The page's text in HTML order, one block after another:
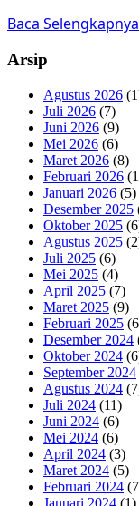
Baca Selengkapnya
Arsip
Agustus 2026
Juli 2026 (7)
Juni 2026 (9)
Mei 2026 (6)
Maret 2026 (8)
Februari 2026
Januari 2026 (5)
Desember 2025
Oktober 2025
Agustus 2025
Juli 2025 (6)
Mei 2025 (4)
April 2025 (7)
Maret 2025 (9)
Februari 2025
Desember 2024
Oktober 2024
September 2024
Agustus 2024
Juli 2024 (11)
Juni 2024 (6)
Mei 2024 (6)
April 2024 (3)
Maret 2024 (5)
Februari 2024
Januari 2024 (1)